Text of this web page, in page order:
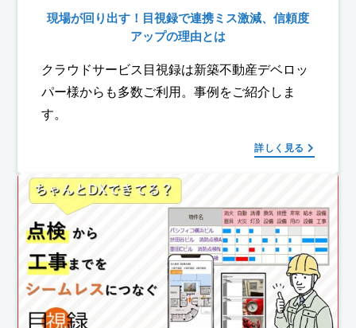
現場が回り出す！目視録で連携ミス激減、信頼度
アップの理由とは
クラウドサービス目視録は新築不動産デベロッ
パー様からも多数ご利用。事例をご紹介しま
す。
詳しく見る